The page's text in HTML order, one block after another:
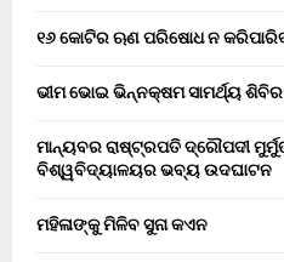
୧୬ କୋଟିର ଋଣ ପରିଷୋଧ ନ
ଭୀମ ଭୋଇ ଭିନ୍ନକ୍ଷମ ସାମର୍ଥ୍ୟ
ମାନ୍ୟବର ରାଷ୍ଟ୍ରପତି ଦ୍ରୌପଦୀ
ବିଶ୍ୱବିଦ୍ୟାଳୟର ଭବ୍ୟ ଉଦଘାଟନ
ମହିଳାଙ୍କୁ ମିଳିବ ସୁନା କଏନ